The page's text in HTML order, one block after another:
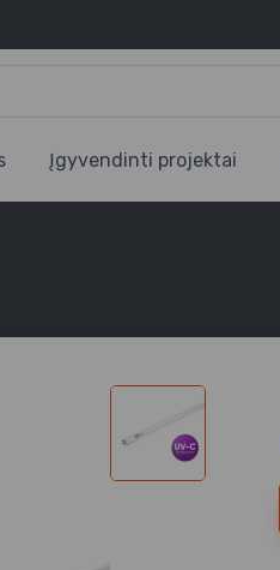
Įgyvendinti projektai